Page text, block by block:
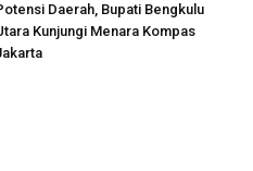
Daerah, Bupati Bengkulu
Kunjungi Menara Kompas